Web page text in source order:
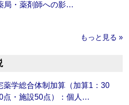
局・薬剤師への影…
もっと見る »
薬学総合体制加算（加算1：30
点・施設50点）：個人…